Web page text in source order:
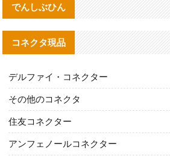
でんしぶひん
コネクタ現品
デルファイ・コネクター
その他のコネクタ
住友コネクター
アンフェノールコネクター